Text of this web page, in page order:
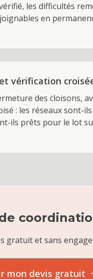
les difficultés
en
vérification
des cloisons,
: les réseaux sont-
ils prêts pour le lot
gratuit et sans
mon devis gratuit